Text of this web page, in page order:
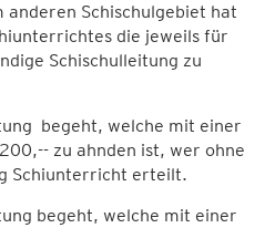
anderen Schischulgebiet hat
die jeweils für
Schischulleitung zu
begeht, welche mit einer
zu ahnden ist, wer ohne
Schiunterricht erteilt.
begeht, welche mit einer